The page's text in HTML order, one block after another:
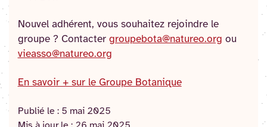
Nouvel adhérent, vous souhaitez rejoindre le
groupe ? Contacter groupebota@natureo.org ou
vieasso@natureo.org
En savoir + sur le Groupe Botanique
Publié le : 5 mai 2025